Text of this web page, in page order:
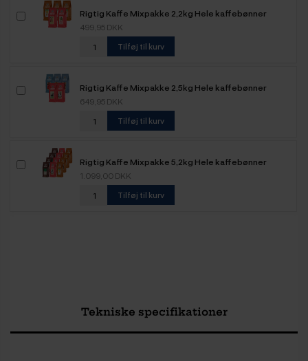
Rigtig Kaffe Mixpakke 2,2kg Hele kaffebønner
499,95 DKK
Tilføj til kurv
Rigtig Kaffe Mixpakke 2,5kg Hele kaffebønner
649,95 DKK
Tilføj til kurv
Rigtig Kaffe Mixpakke 5,2kg Hele kaffebønner
1.099,00 DKK
Tilføj til kurv
Tekniske specifikationer